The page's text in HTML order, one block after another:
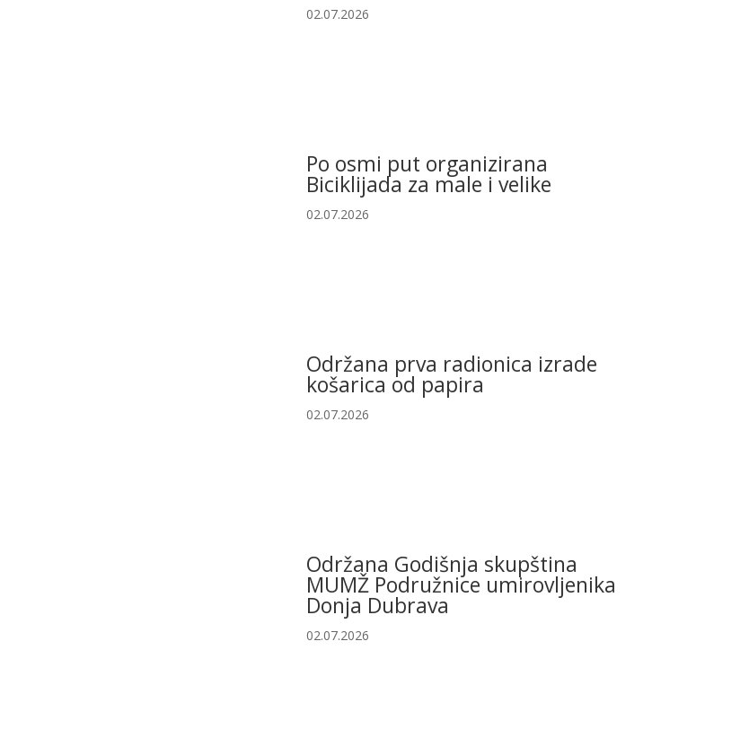
02.07.2026
Po osmi put organizirana
Biciklijada za male i velike
02.07.2026
Održana prva radionica izrade
košarica od papira
02.07.2026
Održana Godišnja skupština
MUMŽ Podružnice umirovljenika
Donja Dubrava
02.07.2026